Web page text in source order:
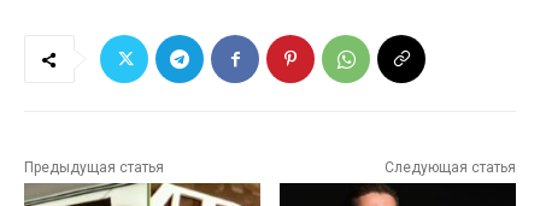
Предыдущая статья Следующая статья